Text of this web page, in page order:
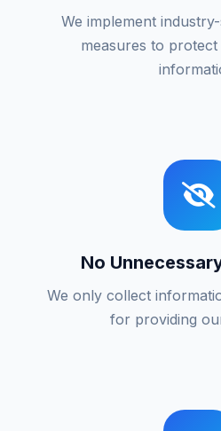
We implement
measures to
No
We only collect
for providing